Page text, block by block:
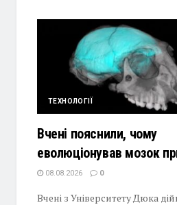
ТЕХНОЛОГІЇ
Вчені пояснили, чому
еволюціонував мозок
08.08.2026 0
Вчені з Університету Дюка